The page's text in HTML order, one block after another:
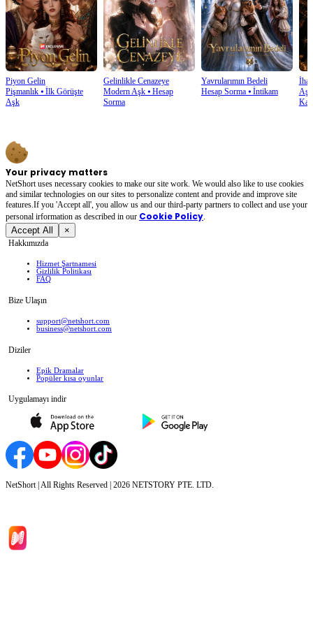
Piyon Gelin
Pişmanlık ⦁ İlk Görüşte
Aşk
Gelinlikle Cenazeye
Modern Aşk⦁ Hesap
Sorma
Yavrularımın Bedeli
Hesap Sorma⦁ İntikam
Your privacy matters
NetShort uses necessary cookies to make our site work. We would also like to use cookies
and similar technologies on our sites to personalize content and provide and improve site
features.If you 'Accept all', you allow us and our third-party partners to collect and use your
personal irformation as described in our Cookie Policy.
Accept All ×
Hakkımızda
Hizmet Şartnamesi
Gizlilik Politikası
FAQ
Bize Ulaşın
support@netshort.com
business@netshort.com
Diziler
Epik Dramalar
Popüler kısa oyunlar
Uygulamayı indir
NetShort | All Rights Reserved | 2026 NETSTORY PTE. LTD.